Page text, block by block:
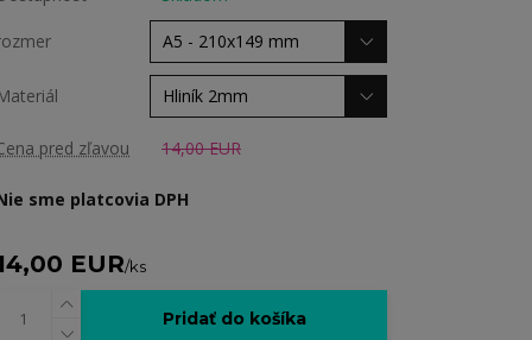
pred zľavou 14,00 EUR
sme platcovia DPH
EUR/ks
Pridať do košíka